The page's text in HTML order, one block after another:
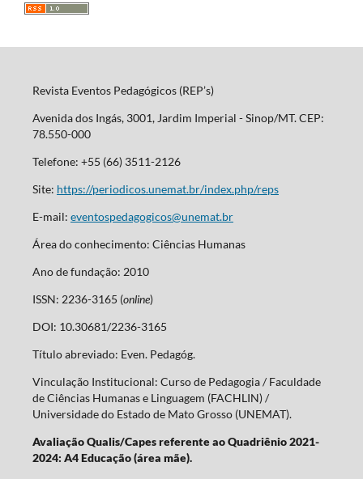
Revista Eventos Pedagógicos (REP’s)
Avenida dos Ingás, 3001, Jardim Imperial - Sinop/MT. CEP:
78.550-000
Telefone: +55 (66) 3511-2126
Site: https://periodicos.unemat.br/index.php/reps
E-mail: eventospedagogicos@unemat.br
Área do conhecimento: Ciências Humanas
Ano de fundação: 2010
ISSN: 2236-3165 (online)
DOI: 10.30681/2236-3165
Título abreviado: Even. Pedagóg.
Vinculação Institucional: Curso de Pedagogia / Faculdade
de Ciências Humanas e Linguagem (FACHLIN) /
Universidade do Estado de Mato Grosso (UNEMAT).
Avaliação Qualis/Capes referente ao Quadriênio 2021-
2024: A4 Educação (área mãe).